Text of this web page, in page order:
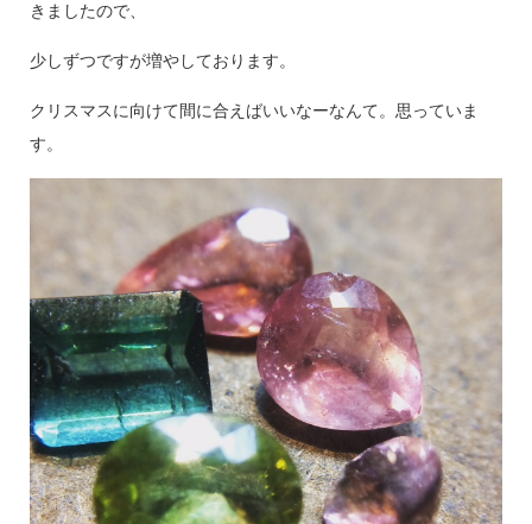
きましたので、
少しずつですが増やしております。
クリスマスに向けて間に合えばいいなーなんて。思っていま
す。